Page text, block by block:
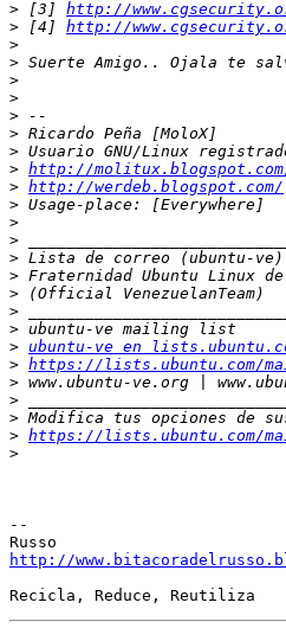
> [3] http://
> [4] http://
>
>
>
>
>
>
>
> http://
> http://werdeb.blogspot.com/
>
>
>
>
>
>
>
>
> ubuntu-ve en
> https://lists.ubuntu.com/
>
>
>
> https://lists.ubuntu.com/
>
--
http://